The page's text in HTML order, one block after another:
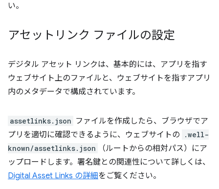
い。
アセットリンク ファイルの設定
デジタル アセット リンクは、基本的には、アプリを指す
ウェブサイト上のファイルと、ウェブサイトを指すアプリ
内のメタデータで構成されています。
assetlinks.json ファイルを作成したら、ブラウザでア
プリを適切に確認できるように、ウェブサイトの
.well-
known/assetlinks.json
（ルートからの相対パス）にア
ップロードします。署名鍵との関連性について詳しくは、
Digital Asset Links の詳細をご覧ください。